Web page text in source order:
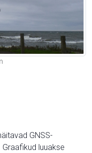
GNSS-
luuakse